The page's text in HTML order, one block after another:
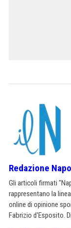
Redazione
Gli articoli firmati
rappresentano la
online di opinione
Fabrizio d'Esposito.